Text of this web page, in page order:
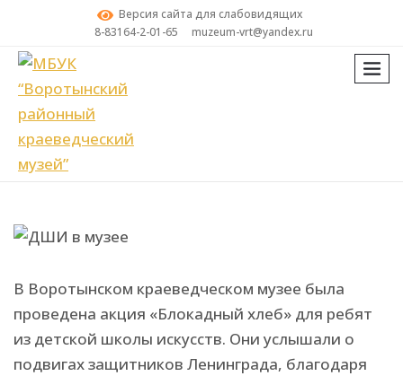
Версия сайта для слабовидящих
8-83164-2-01-65
muzeum-vrt@yandex.ru
Поиск
ДШИ в музее
В Воротынском краеведческом музее была
проведена акция «Блокадный хлеб» для ребят
из детской школы искусств. Они услышали о
подвигах защитников Ленинграда, благодаря